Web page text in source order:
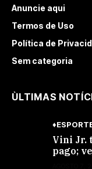
Anuncie aqui
Termos de Uso
Política de
Sem categoria
ÙLTIMAS
Vini Jr.
pago;